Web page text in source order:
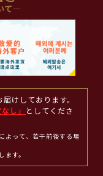
けしております。
なし」
としてくださ
よって、若干前後する場
ます。